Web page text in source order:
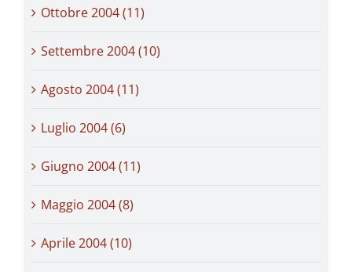
Ottobre 2004 (11)
Settembre 2004 (10)
Agosto 2004 (11)
Luglio 2004 (6)
Giugno 2004 (11)
Maggio 2004 (8)
Aprile 2004 (10)